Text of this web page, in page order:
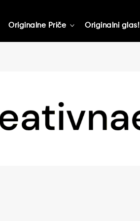
Originalne Priče toggle
Originalni glas!